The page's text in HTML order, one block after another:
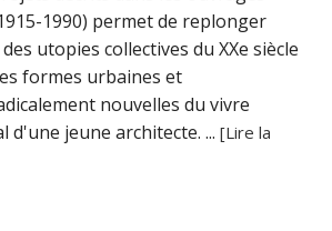
1990) permet de replonger
utopies collectives du XXe siècle
formes urbaines et
nouvelles du vivre
d'une jeune architecte. ...[Lire la